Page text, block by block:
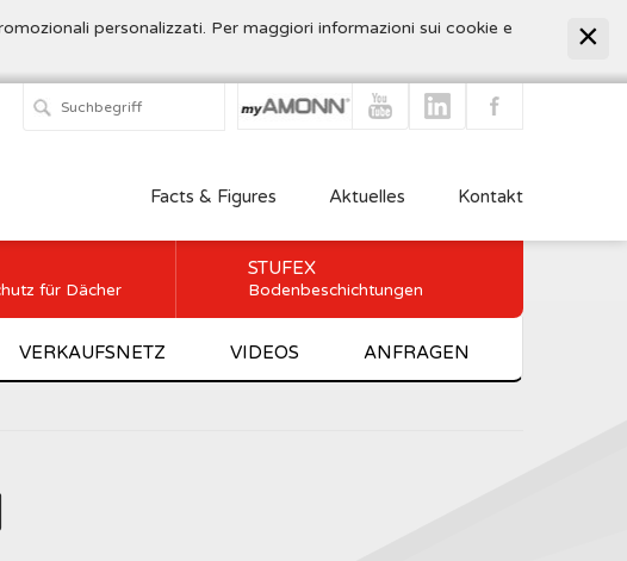
personalizzati. Per maggiori informazioni sui cookie e
Facts & Figures Aktuelles Kontakt
VERKAUFSNETZ VIDEOS ANFRAGEN
für Dächer
STUFEX
Bodenbeschichtungen